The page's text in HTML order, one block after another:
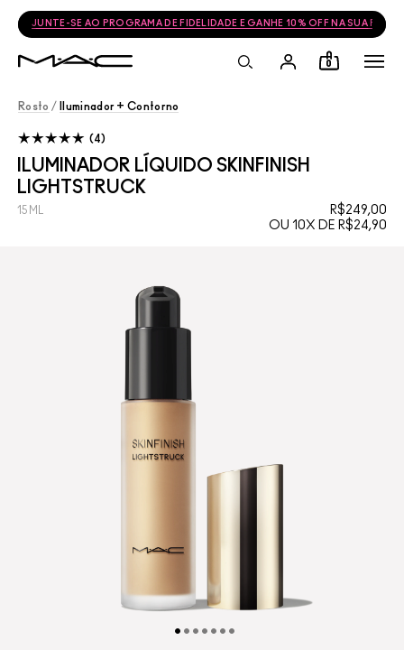
JUNTE-SE AO PROGRAMA DE FIDELIDADE E GANHE 10% OFF NA SUA
0
Rosto / Iluminador + Contorno
ILUMINADOR LÍQUIDO SKINFINISH
LIGHTSTRUCK
R$249,00
OU 10X DE R$24,90
15ML
4